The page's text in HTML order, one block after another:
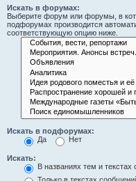
Искать в форумах:
Выберите форум или форумы, в
подфорумах производится
соответствующую опцию ниже.
Искать в подфорумах:
Да
Нет
Искать:
В названиях тем и